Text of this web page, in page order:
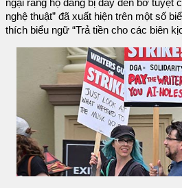
ngại rằng họ đang bị đẩy đến bờ tuyệt
nghệ thuật” đã xuất hiện trên một số
thích biểu ngữ “Trả tiền cho các biên